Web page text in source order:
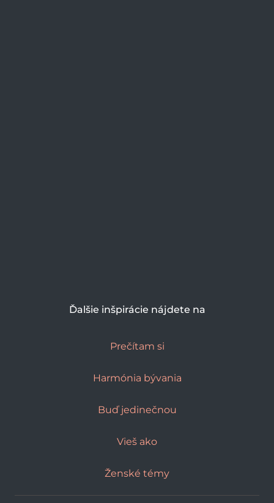
Ďalšie inšpirácie nájdete na
Prečítam si
Harmónia bývania
Buď jedinečnou
Vieš ako
Ženské témy